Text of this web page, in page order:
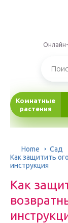
Комнатные
растения
Home
Сад
Как защитить
инструкция
Как